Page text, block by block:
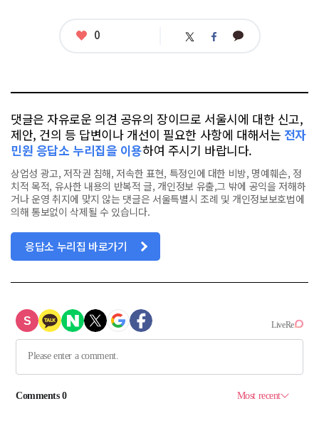
좋
0 트 페 카
댓글은 자유로운 의견 공유의 장이므로 서울시에 대한 신고,
제안, 건의 등 답변이나 개선이 필요한 사항에 대해서는 전자
민원 응답소 누리집을 이용하여 주시기 바랍니다.
상업성 광고, 저작권 침해, 저속한 표현, 특정인에 대한 비방, 명예훼손, 정
치적 목적, 유사한 내용의 반복적 글, 개인정보 유출,그 밖에 공익을 저해하
거나 운영 취지에 맞지 않는 댓글은 서울특별시 조례 및 개인정보보호법에
의해 통보없이 삭제될 수 있습니다.
응답소 누리집 바로가기